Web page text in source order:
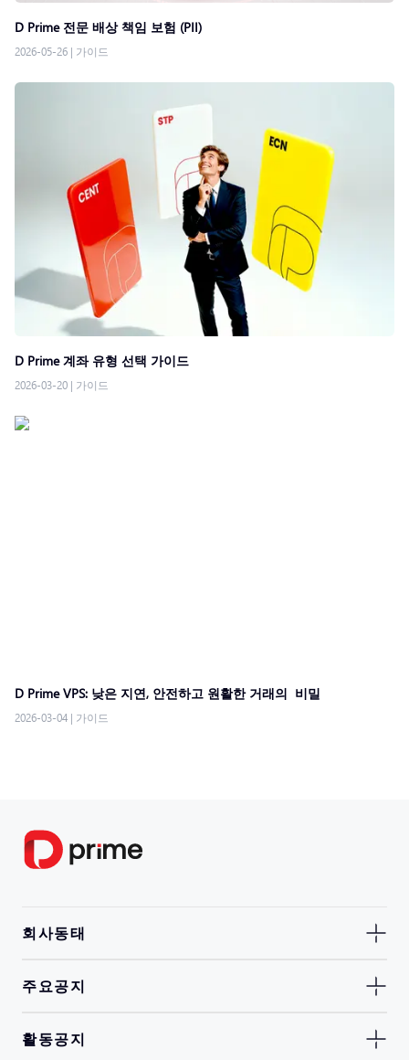
D Prime 전문 배상 책임 보험 (PII)
2026-05-26 | 가이드
D Prime 계좌 유형 선택 가이드
2026-03-20 | 가이드
D Prime VPS: 낮은 지연, 안전하고 원활한 거래의 비밀
2026-03-04 | 가이드
회사동태
주요공지
활동공지